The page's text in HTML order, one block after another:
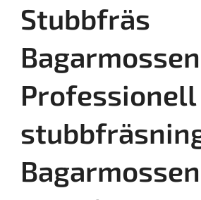
Stubbfräs
Professionell